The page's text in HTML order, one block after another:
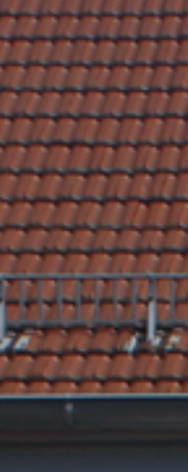
mit Enter bestätigen